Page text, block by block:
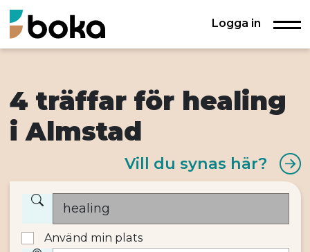
Logga in
Använd min plats
4 träffar för healing
i Almstad
Vill du synas här?